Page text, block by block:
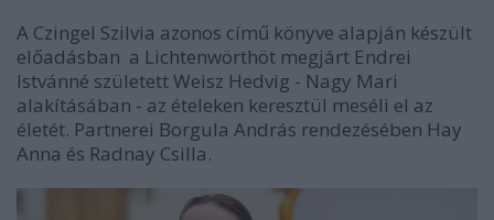
A Czingel Szilvia azonos című könyve alapján készült
előadásban a Lichtenwörthöt megjárt Endrei
Istvánné született Weisz Hedvig - Nagy Mari
alakításában - az ételeken keresztül meséli el az
életét. Partnerei Borgula András rendezésében Hay
Anna és Radnay Csilla.